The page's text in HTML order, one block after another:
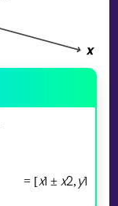
= [x1 ± x2, y1